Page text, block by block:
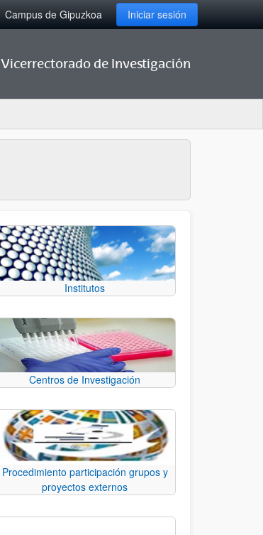
Campus de Gipuzkoa Iniciar sesión
Vicerrectorado de Investigación
Institutos
Centros de Investigación
Procedimiento participación grupos y
proyectos externos